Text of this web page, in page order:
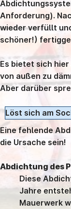
Anforderung).
wieder verfüllt
schöner!)
Es bietet sich
von außen zu
Aber darüber
Löst sich am
Eine fehlende
die Ursache sein!
Abdichtung des
Diese
Jahre
Mauerwerk